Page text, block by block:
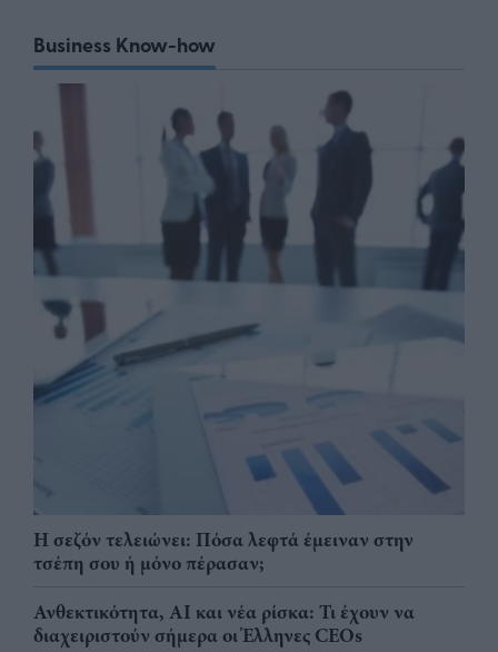
Business Know-how
Η σεζόν τελειώνει: Πόσα λεφτά έμειναν στην
τσέπη σου ή μόνο πέρασαν;
Ανθεκτικότητα, AI και νέα ρίσκα: Τι έχουν να
διαχειριστούν σήμερα οι Έλληνες CEOs